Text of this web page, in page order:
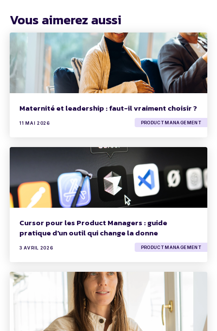
Vous aimerez aussi
Maternité et leadership : faut-il vraiment choisir ?
11 MAI 2026 PRODUCT MANAGEMENT
Cursor pour les Product Managers : guide
pratique d'un outil qui change la donne
3 AVRIL 2026 PRODUCT MANAGEMENT